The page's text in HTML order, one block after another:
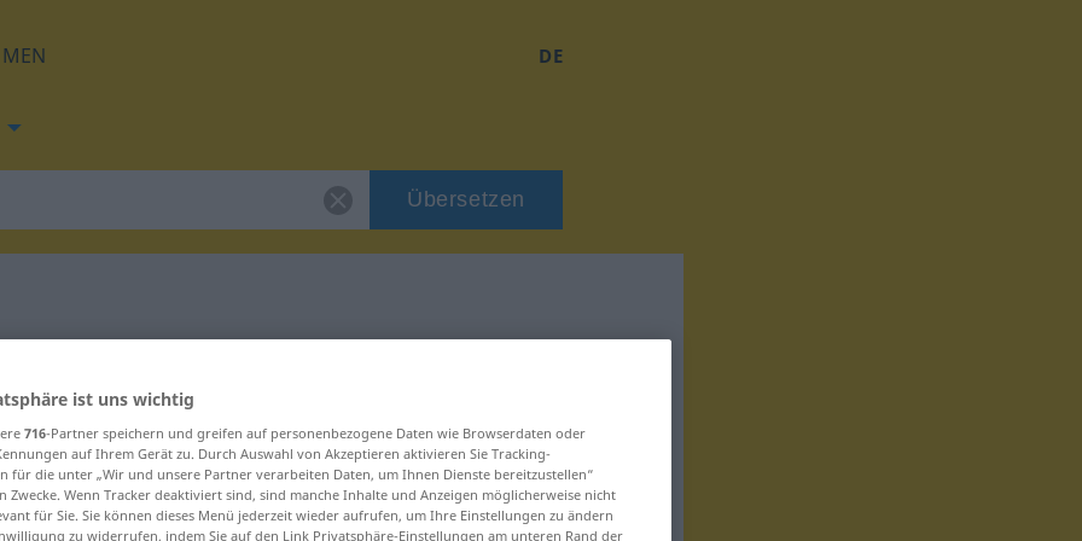
DE
Übersetzen
für "Erhöhung"
ist uns wichtig
716-Partner speichern und greifen auf personenbezogene Daten wie Browserdaten oder
auf Ihrem Gerät zu. Durch Auswahl von Akzeptieren aktivieren Sie Tracking-
für die unter „Wir und unsere Partner verarbeiten Daten, um Ihnen Dienste bereitzustellen“
Zwecke. Wenn Tracker deaktiviert sind, sind manche Inhalte und Anzeigen möglicherweise nicht
für Sie. Sie können dieses Menü jederzeit wieder aufrufen, um Ihre Einstellungen zu ändern
zu widerrufen, indem Sie auf den Link Privatsphäre-Einstellungen am unteren Rand der